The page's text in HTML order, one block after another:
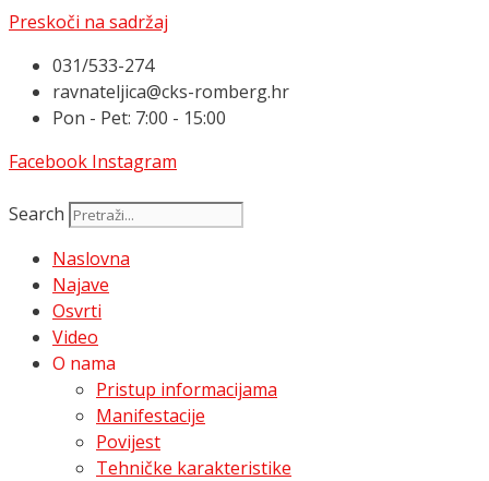
Preskoči na sadržaj
031/533-274
ravnateljica@cks-romberg.hr
Pon - Pet: 7:00 - 15:00
Facebook Instagram
Search
Naslovna
Najave
Osvrti
Video
O nama
Pristup informacijama
Manifestacije
Povijest
Tehničke karakteristike